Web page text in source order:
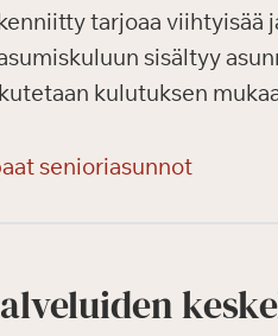
tarjoaa
sisältyy
kulutuksen
senioriasunnot